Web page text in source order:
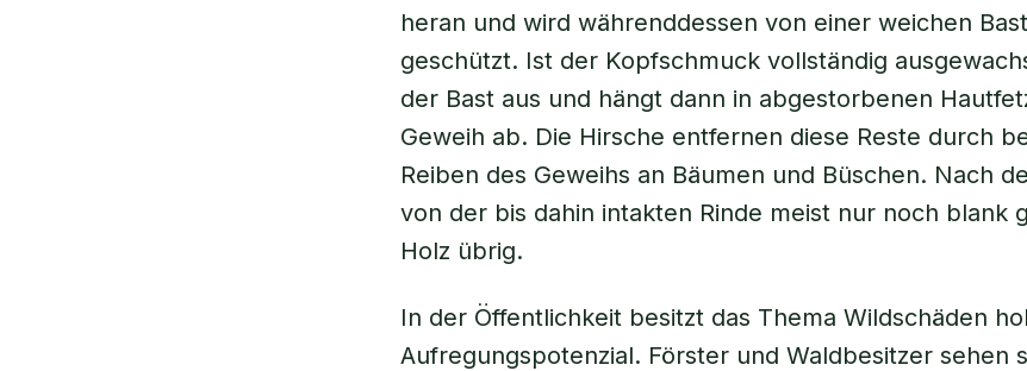
heran und wird währenddessen von einer weichen
geschützt. Ist der Kopfschmuck vollständig
der Bast aus und hängt dann in abgestorbenen
Geweih ab. Die Hirsche entfernen diese Reste durch
Reiben des Geweihs an Bäumen und Büschen. Nach
von der bis dahin intakten Rinde meist nur noch blank
Holz übrig.
In der Öffentlichkeit besitzt das Thema Wildschäden
Aufregungspotenzial. Förster und Waldbesitzer sehen